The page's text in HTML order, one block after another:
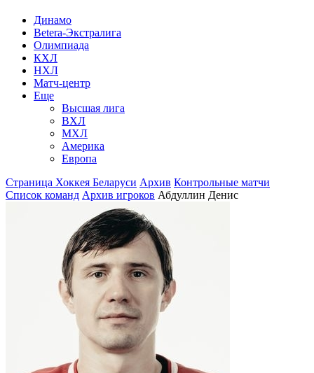
Динамо
Betera-Экстралига
Олимпиада
КХЛ
НХЛ
Матч-центр
Еще
Высшая лига
ВХЛ
МХЛ
Америка
Европа
Страница Хоккея Беларуси Архив Контрольные матчи
Список команд Архив игроков Абдуллин Денис